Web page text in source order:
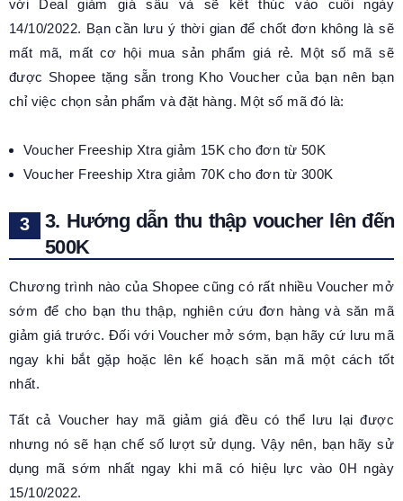
với Deal giảm giá sâu và sẽ kết thúc vào cuối ngày
14/10/2022. Bạn cần lưu ý thời gian để chốt đơn không là sẽ
mất mã, mất cơ hội mua sản phẩm giá rẻ. Một số mã sẽ
được Shopee tặng sẵn trong Kho Voucher của bạn nên bạn
chỉ việc chọn sản phẩm và đặt hàng. Một số mã đó là:
Voucher Freeship Xtra giảm 15K cho đơn từ 50K
Voucher Freeship Xtra giảm 70K cho đơn từ 300K
3. Hướng dẫn thu thập voucher lên đến
500K
Chương trình nào của Shopee cũng có rất nhiều Voucher mở
sớm để cho bạn thu thập, nghiên cứu đơn hàng và săn mã
giảm giá trước. Đối với Voucher mở sớm, bạn hãy cứ lưu mã
ngay khi bắt gặp hoặc lên kế hoạch săn mã một cách tốt
nhất.
Tất cả Voucher hay mã giảm giá đều có thể lưu lại được
nhưng nó sẽ hạn chế số lượt sử dụng. Vậy nên, bạn hãy sử
dụng mã sớm nhất ngay khi mã có hiệu lực vào 0H ngày
15/10/2022.